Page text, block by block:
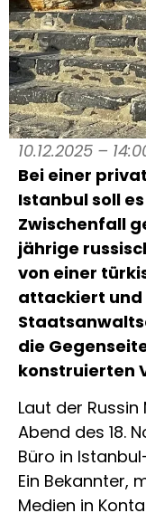
10.12.2025 –
Bei einer
Istanbul soll
Zwischenfall
jährige
von einer
attackiert und
die
konstruierten
Laut der
Abend des 18.
Büro in
Ein Bekannter,
Medien in